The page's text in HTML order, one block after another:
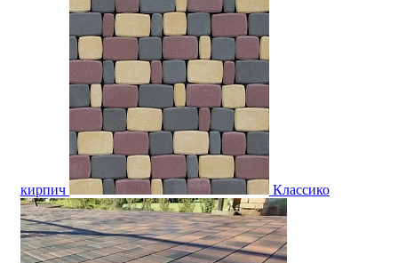
кирпич Классико